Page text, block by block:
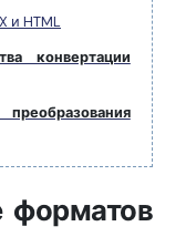
и HTML
конвертации
форматов